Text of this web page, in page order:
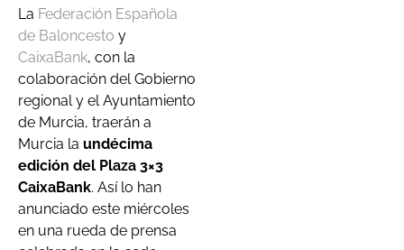
La Federación Española
de Baloncesto y
CaixaBank, con la
colaboración del Gobierno
regional y el Ayuntamiento
de Murcia, traerán a
Murcia la undécima
edición del Plaza 3×3
CaixaBank. Así lo han
anunciado este miércoles
en una rueda de prensa